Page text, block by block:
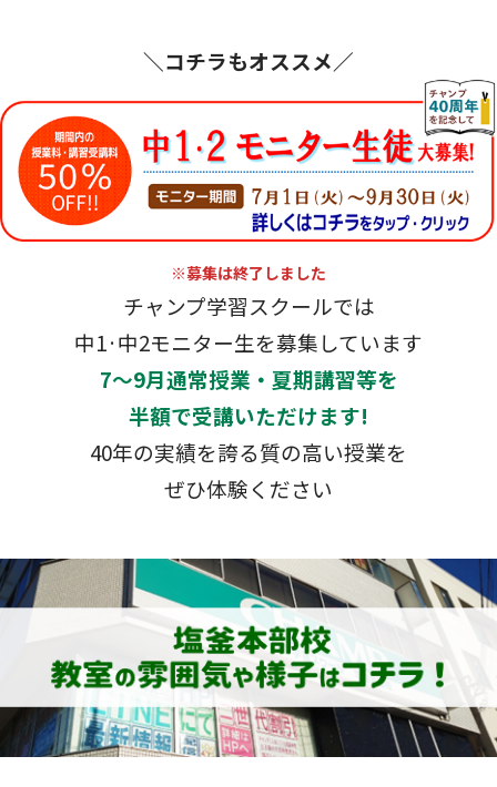
＼コチラもオススメ／
※募集は終了しました
チャンプ学習スクールでは
中1·中2モニター生を募集しています
7～9月通常授業・夏期講習等を
半額で受講いただけます!
40年の実績を誇る質の高い授業を
ぜひ体験ください